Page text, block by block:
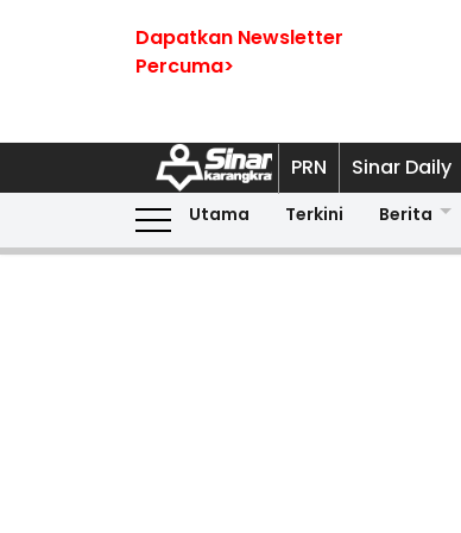
Dapatkan Newsletter
Percuma>
PRN Sinar Daily
Utama Terkini Berita